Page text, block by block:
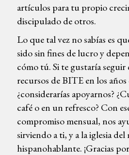
artículos para tu propio
discipulado de otros.
Lo que tal vez no sabías es
sido sin fines de lucro y
cómo tú. Si te gustaría
recursos de BITE en los
¿considerarías apoyarnos?
café o en un refresco? Con
compromiso mensual, nos
sirviendo a ti, y a la iglesia
hispanohablante. ¡Gracias